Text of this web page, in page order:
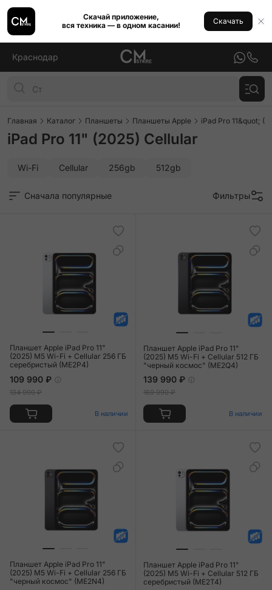
Скачай приложение,
вся техника — в одном касании!
Скачать
Краснодар
Главная Каталог Планшеты Планшеты Apple iPad Pro 11&quot;
iPad Pro 11" (2025) Cellular
Wi-Fi Cellular 256gb 512gb
Сначала популярные Фильтры
Планшет Apple iPad Pro 11"
(2025) M5 Wi-Fi + Cellular 256 ГБ
серебристый (ME2P4)
109 990 ₽
134 990 ₽
В наличии
Планшет Apple iPad Pro 11"
(2025) M5 Wi-Fi + Cellular 512 ГБ
"черный космос" (ME2Q4)
139 990 ₽
169 990 ₽
В наличии
Планшет Apple iPad Pro 11"
(2025) M5 Wi-Fi + Cellular 256 ГБ
"черный космос" (ME2N4)
Планшет Apple iPad Pro 11"
(2025) M5 Wi-Fi + Cellular 512 ГБ
серебристый (ME2T4)